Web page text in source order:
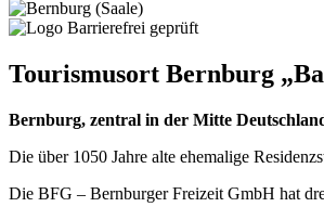
Tourismusort Bernburg
Bernburg, zentral in der Mitte
Die über 1050 Jahre alte ehemalige
Die BFG – Bernburger Freizeit GmbH hat